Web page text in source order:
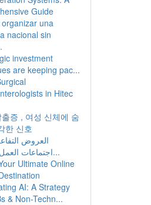
Guide
una
nacional sin
investment
are keeping pac...
in Hitec
증 , 여성 신체에 숨
한 신호
العروض
اجتماعات العمل و المدار...
Ultimate Online
AI: A Strategy
& Non-Techn...